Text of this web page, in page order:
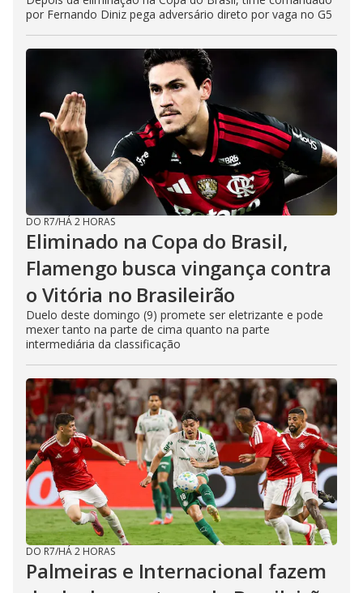
por Fernando Diniz pega adversário direto por vaga no G5
DO R7/HÁ 2 HORAS
Eliminado na Copa do Brasil,
Flamengo busca vingança contra
o Vitória no Brasileirão
Duelo deste domingo (9) promete ser eletrizante e pode
mexer tanto na parte de cima quanto na parte
intermediária da classificação
DO R7/HÁ 2 HORAS
Palmeiras e Internacional fazem